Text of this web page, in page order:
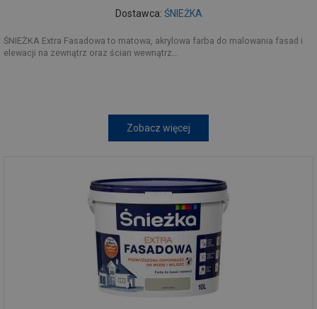
Dostawca: ŚNIEŻKA
ŚNIEŻKA Extra Fasadowa to matowa, akrylowa farba do malowania fasad i
elewacji na zewnątrz oraz ścian wewnątrz...
Zobacz więcej